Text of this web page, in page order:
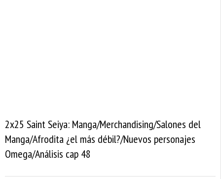
2x25 Saint Seiya: Manga/Merchandising/Salones del
Manga/Afrodita ¿el más débil?/Nuevos personajes
Omega/Análisis cap 48